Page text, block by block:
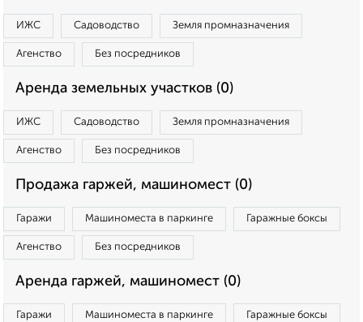
ИЖС Садоводство Земля промназначения
Агенство Без посредников
Аренда земельных участков (0)
ИЖС Садоводство Земля промназначения
Агенство Без посредников
Продажа гаржей, машиномест (0)
Гаражи Машиноместа в паркинге Гаражные боксы
Агенство Без посредников
Аренда гаржей, машиномест (0)
Гаражи Машиноместа в паркинге Гаражные боксы